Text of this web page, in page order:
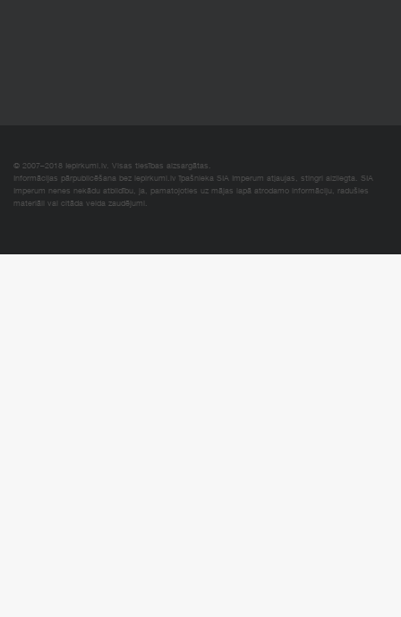
© 2007–2018 Iepirkumi.lv. Visas tiesības aizsargātas.
Informācijas pārpublicēšana bez iepirkumi.lv īpašnieka SIA Imperum atļaujas, stingri aizliegta. SIA
Imperum nenes nekādu atbildību, ja, pamatojoties uz mājas lapā atrodamo informāciju, radušies
materiāli vai citāda veida zaudējumi.